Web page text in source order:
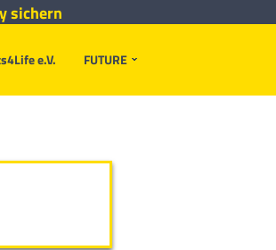
e.V. FUTURE
sichern